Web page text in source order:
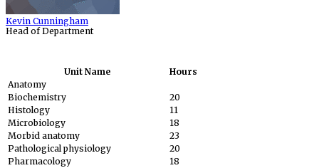
Kevin Cunningham
Head of Department
Unit Name
Hours
Anatomy
Biochemistry
20
Histology
11
Microbiology
18
Morbid anatomy
23
Pathological physiology
20
Pharmacology
18